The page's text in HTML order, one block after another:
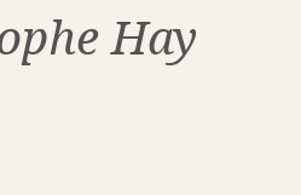
Hay